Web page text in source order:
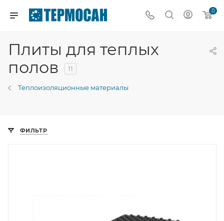
0
Плиты для теплых
полов
11
Теплоизоляционные материалы
ФИЛЬТР